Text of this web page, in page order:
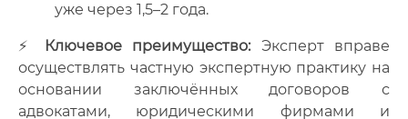
уже через 1,5–2 года.
⚡ Ключевое преимущество:Эксперт вправе
осуществлять частную экспертную практику на
основании заключённых договоров с
адвокатами, юридическими фирмами и